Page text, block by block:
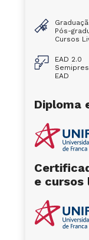
Pós-
Cursos
EAD 2.0
EAD
Diploma
e cursos